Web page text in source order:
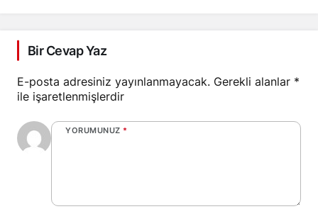
Bir Cevap Yaz
E-posta adresiniz yayınlanmayacak. Gerekli alanlar *
ile işaretlenmişlerdir
YORUMUNUZ *